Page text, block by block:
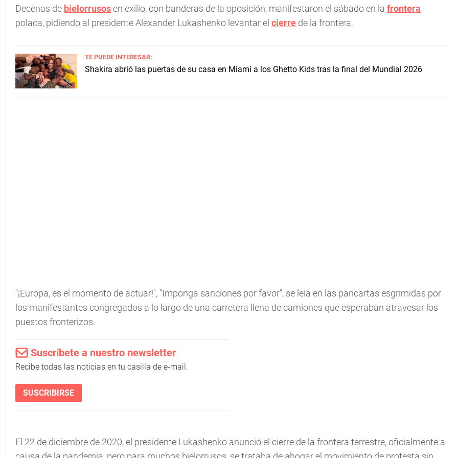
Decenas de bielorrusosen exilio, con banderas de la oposición, manifestaron el sábado en la frontera
polaca, pidiendo al presidente Alexander Lukashenko levantar el cierre de la frontera.
TE PUEDE INTERESAR:
Shakira abrió las puertas de su casa en Miami a los Ghetto Kids tras la final del Mundial 2026
"¡Europa, es el momento de actuar!", "Imponga sanciones por favor", se leía en las pancartas esgrimidas por
los manifestantes congregados a lo largo de una carretera llena de camiones que esperaban atravesar los
puestos fronterizos.
Suscríbete a nuestro newsletter
Recibe todas las noticias en tu casilla de e-mail.
SUSCRIBIRSE
El 22 de diciembre de 2020, el presidente Lukashenko anunció el cierre de la frontera terrestre, oficialmente a